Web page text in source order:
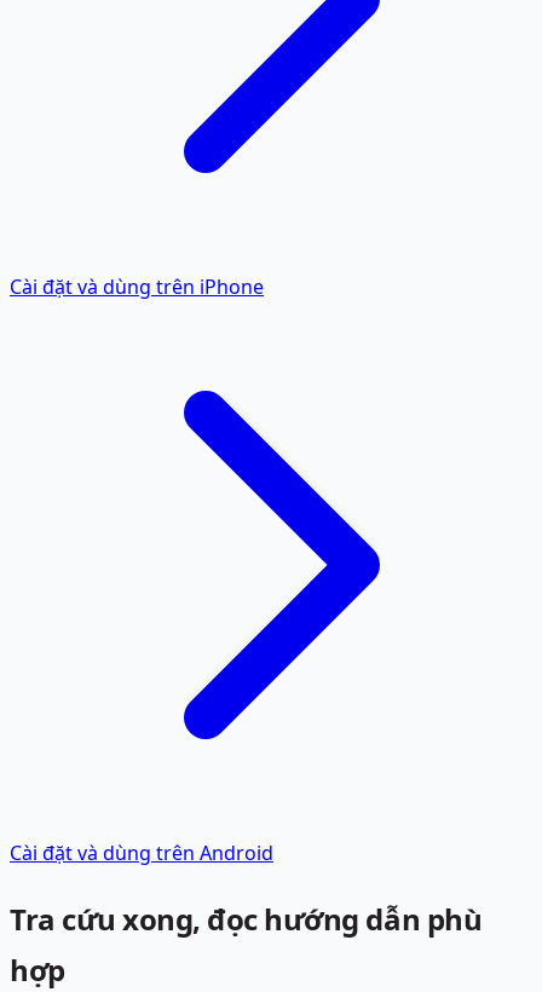
Cài đặt và dùng trên iPhone
Cài đặt và dùng trên Android
Tra cứu xong, đọc hướng dẫn phù
hợp